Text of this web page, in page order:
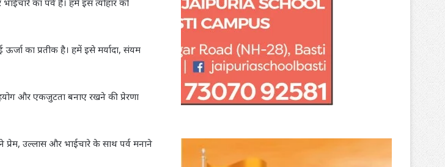
का पर्व है। हमें इस त्योहार को
का प्रतीक है। हमें इसे मर्यादा, संयम
और एकजुटता बनाए रखने की प्रेरणा
प्रेम, उल्लास और भाईचारे के साथ पर्व मनाने